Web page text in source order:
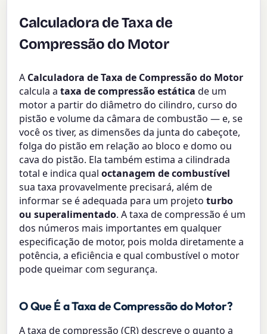
Calculadora de Taxa de
Compressão do Motor
A Calculadora de Taxa de Compressão do Motor
calcula ataxa de compressão estática de um
motor a partir do diâmetro do cilindro, curso do
pistão e volume da câmara de combustão — e, se
você os tiver, as dimensões da junta do cabeçote,
folga do pistão em relação ao bloco e domo ou
cava do pistão. Ela também estima a cilindrada
total e indica qualoctanagem de combustível
sua taxa provavelmente precisará, além de
informar se é adequada para um projetoturbo
ou superalimentado. A taxa de compressão é um
dos números mais importantes em qualquer
especificação de motor, pois molda diretamente a
potência, a eficiência e qual combustível o motor
pode queimar com segurança.
O Que É a Taxa de Compressão do Motor?
A taxa de compressão (CR) descreve o quanto a